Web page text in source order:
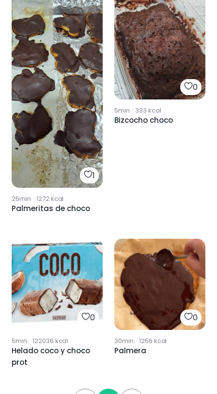
1
25min · 1272kcal
Palmeritas de choco
0
5min · 333 kcal
Bizcocho choco
0
5min · 122036 kcal
Helado coco y choco
prot
0
30min · 1256 kcal
Palmera